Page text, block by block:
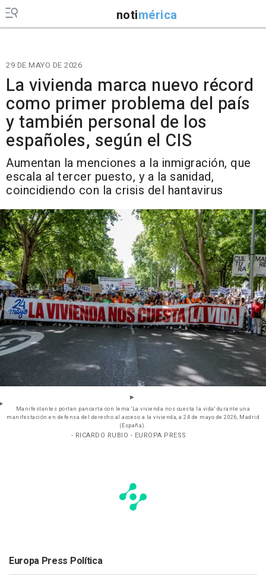
notimérica
29 DE MAYO DE 2026
La vivienda marca nuevo récord
como primer problema del país
y también personal de los
españoles, según el CIS
Aumentan la menciones a la inmigración, que
escala al tercer puesto, y a la sanidad,
coincidiendo con la crisis del hantavirus
Manifestantes portan pancarta con lema 'La vivienda nos cuesta la vida' durante una
manifestación en defensa del derecho al acceso a la vivienda, a 24 de mayo de 2026, Madrid
(España).
- RICARDO RUBIO - EUROPA PRESS
Europa Press Política